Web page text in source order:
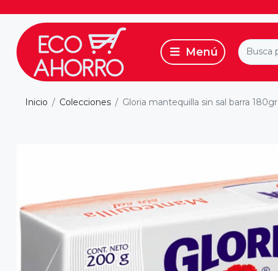
Inicio Colecciones Gloria mantequilla sin sal barra 180gr